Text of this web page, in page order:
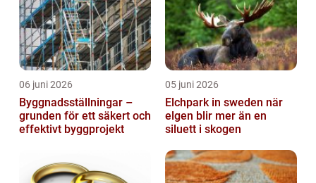
06 juni 2026
Byggnadsställningar –
grunden för ett säkert och
effektivt byggprojekt
05 juni 2026
Elchpark in sweden när
elgen blir mer än en
siluett i skogen